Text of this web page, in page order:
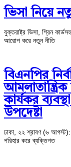
ভিসা নিয়ে
যুক্তরাষ্ট্র ভিসা, গ্রিন
আরোপ করে নতুন নীতি
বিএনপির
কার্যকর
উপদেষ্টা
ঢাকা, ২২ শ্রাবণ (৬ আগস্ট):
পরিহার করে ব্যক্তিগত